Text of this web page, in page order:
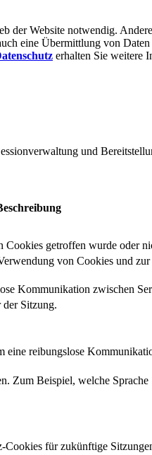
Website notwendig.
Übermittlung von Daten
erhalten Sie weitere
und
Cookies getroffen wurde oder
von Cookies und
Kommunikation zwischen
der Sitzung.
eine reibungslose
Zum Beispiel, welche Sprache
für zukünftige